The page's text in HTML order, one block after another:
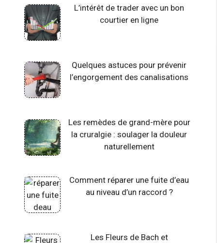
L’intérêt de trader avec un bon
courtier en ligne
Quelques astuces pour prévenir
l’engorgement des canalisations
Les remèdes de grand-mère pour
la cruralgie : soulager la douleur
naturellement
Comment réparer une fuite d’eau
au niveau d’un raccord ?
Les Fleurs de Bach et